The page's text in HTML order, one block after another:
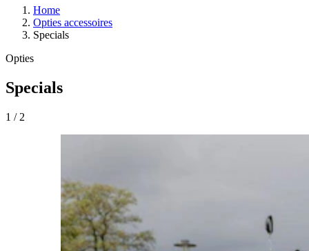
Home
Opties accessoires
Specials
Opties
Specials
1 / 2